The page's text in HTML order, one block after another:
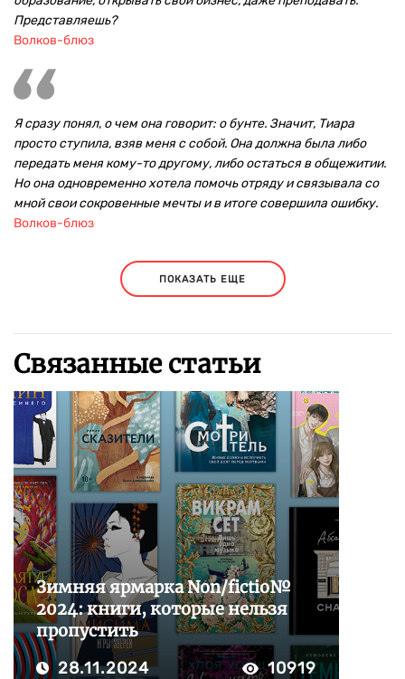
Представляешь?
Волков-блюз
Я сразу понял, о чем она говорит: о бунте. Значит, Тиара
просто ступила, взяв меня с собой. Она должна была либо
передать меня кому-то другому, либо остаться в общежитии.
Но она одновременно хотела помочь отряду и связывала со
мной свои сокровенные мечты и в итоге совершила ошибку.
Волков-блюз
ПОКАЗАТЬ ЕЩЕ
Связанные статьи
Зимняя ярмарка Non/fictio№
2024: книги, которые нельзя
пропустить
28.11.2024 10919